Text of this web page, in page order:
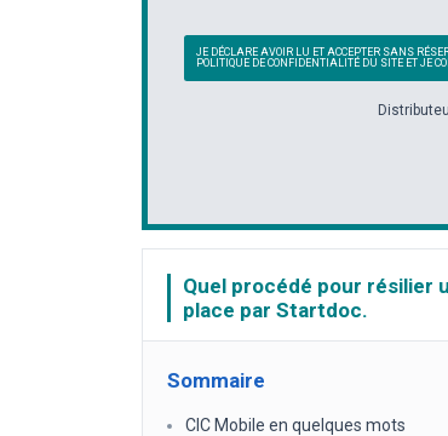
JE DÉCLARE AVOIR LU ET ACCEPTER SANS
POLITIQUE DE CONFIDENTIALITÉ DU SITE ET JE
Quel procédé pour résilier
place par Startdoc.
Sommaire
CIC Mobile en quelques mots